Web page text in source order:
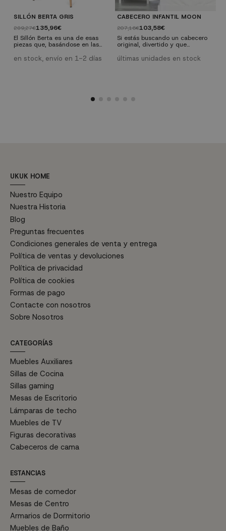
SILLÓN BERTA GRIS
289,27€135,96€
El Sillón Berta es una de esas
piezas que, basándose en las
elegancia, consigue un resultado
de fuerte impacto decorativo. Es
hogar donde quieras aportar un
en stock, envío en 1-2 días
CABECERO INFANTIL MOON
207,16€103,58€
Si estás buscando un cabecero
original, divertido y que
habitación de tus hijos, el
últimas unidades en stock
UKUK HOME
Nuestro Equipo
Nuestra Historia
Blog
Preguntas frecuentes
Condiciones generales de venta y entrega
Política de ventas y devoluciones
Política de privacidad
Política de cookies
Formas de pago
Contacte con nosotros
Sobre Nosotros
CATEGORÍAS
Muebles Auxiliares
Sillas de Cocina
Sillas gaming
Mesas de Escritorio
Lámparas de techo
Muebles de TV
Figuras decorativas
Cabeceros de cama
ESTANCIAS
Mesas de comedor
Mesas de Centro
Armarios de Dormitorio
Muebles de Baño